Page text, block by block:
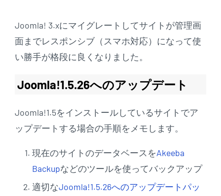
Joomla! 3.xにマイグレートしてサイトが管理画
面までレスポンシブ（スマホ対応）になって使
い勝手が格段に良くなりました。
Joomla!1.5.26へのアップデート
Joomla!1.5をインストールしているサイトでア
ップデートする場合の手順をメモします。
現在のサイトのデータベースをAkeeba
Backupなどのツールを使ってバックアップ
適切なJoomla!1.5.26へのアップデートパッ